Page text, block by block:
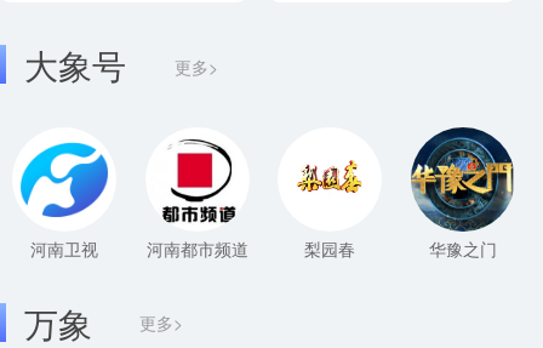
大象号 更多>
河南卫视 河南都市频道 梨园春 华豫之门
更多>
万象